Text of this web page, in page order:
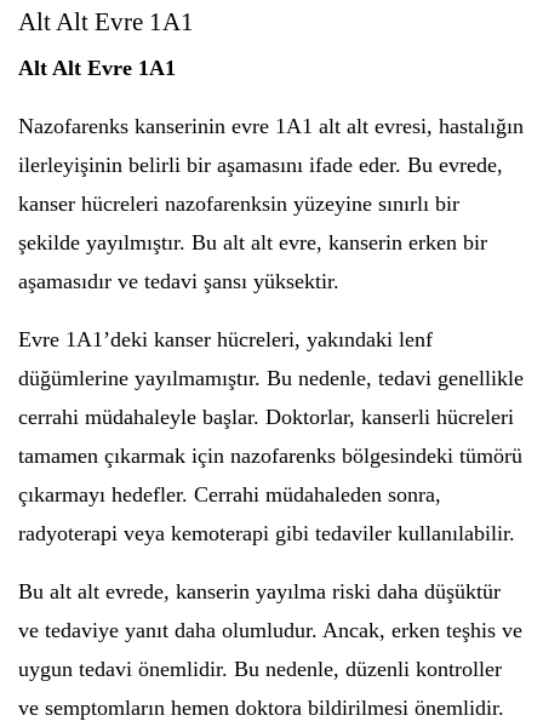
Alt Alt Evre 1A1
Alt Alt Evre 1A1
Nazofarenks kanserinin evre 1A1 alt alt evresi, hastalığın
ilerleyişinin belirli bir aşamasını ifade eder. Bu evrede,
kanser hücreleri nazofarenksin yüzeyine sınırlı bir
şekilde yayılmıştır. Bu alt alt evre, kanserin erken bir
aşamasıdır ve tedavi şansı yüksektir.
Evre 1A1’deki kanser hücreleri, yakındaki lenf
düğümlerine yayılmamıştır. Bu nedenle, tedavi genellikle
cerrahi müdahaleyle başlar. Doktorlar, kanserli hücreleri
tamamen çıkarmak için nazofarenks bölgesindeki tümörü
çıkarmayı hedefler. Cerrahi müdahaleden sonra,
radyoterapi veya kemoterapi gibi tedaviler kullanılabilir.
Bu alt alt evrede, kanserin yayılma riski daha düşüktür
ve tedaviye yanıt daha olumludur. Ancak, erken teşhis ve
uygun tedavi önemlidir. Bu nedenle, düzenli kontroller
ve semptomların hemen doktora bildirilmesi önemlidir.